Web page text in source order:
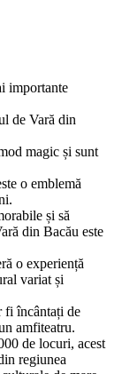
de Vară din
magic și sunt
o emblemă
și să
din Bacău este
o experiență
variat și
încântați de